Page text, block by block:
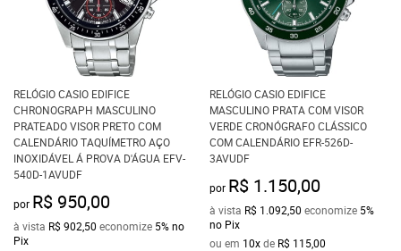
RELÓGIO CASIO EDIFICE
CHRONOGRAPH MASCULINO
PRATEADO VISOR PRETO COM
CALENDÁRIO TAQUÍMETRO AÇO
INOXIDÁVEL Á PROVA D'ÁGUA EFV-
540D-1AVUDF
por R$ 950,00
à vista R$ 902,50 economize 5%no
Pix
RELÓGIO CASIO EDIFICE
MASCULINO PRATA COM VISOR
VERDE CRONÓGRAFO CLÁSSICO
COM CALENDÁRIO EFR-526D-
3AVUDF
por R$ 1.150,00
à vista R$ 1.092,50 economize 5%
no Pix
ou em 10xde R$ 115,00